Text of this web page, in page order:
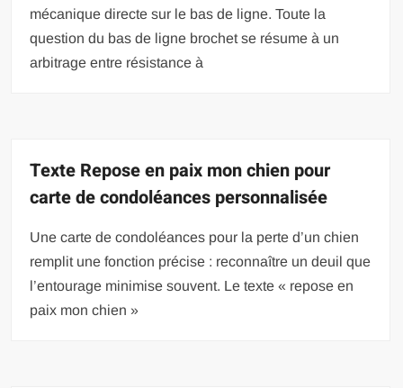
mécanique directe sur le bas de ligne. Toute la
question du bas de ligne brochet se résume à un
arbitrage entre résistance à
Texte Repose en paix mon chien pour
carte de condoléances personnalisée
Une carte de condoléances pour la perte d’un chien
remplit une fonction précise : reconnaître un deuil que
l’entourage minimise souvent. Le texte « repose en
paix mon chien »